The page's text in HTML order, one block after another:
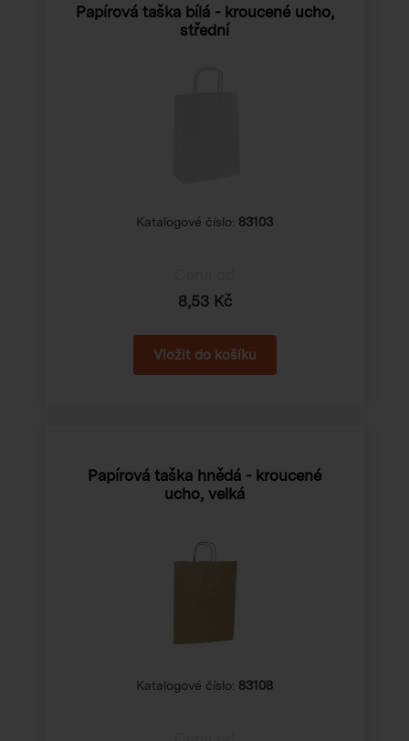
Papírová taška bílá - kroucené ucho,
střední
Katalogové číslo: 83103
8,53 Kč
Papírová taška hnědá - kroucené
ucho, velká
Katalogové číslo: 83108